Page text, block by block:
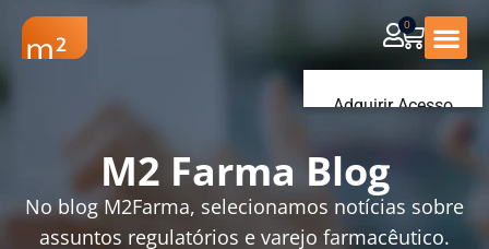
Adquirir Acesso
0
M2 Farma Blog
No blog M2Farma, selecionamos notícias sobre
assuntos regulatórios e varejo farmacêutico.